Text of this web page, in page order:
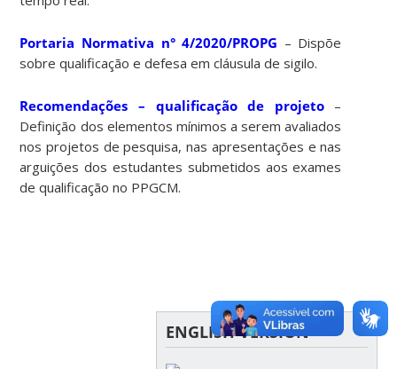
Portaria Normativa n° 4/2020/PROPG – Dispõe
sobre qualificação e defesa em cláusula de sigilo.
Recomendações – qualificação de projeto–
Definição dos elementos mínimos a serem avaliados
nos projetos de pesquisa, nas apresentações e nas
arguições dos estudantes submetidos aos exames
de qualificação no PPGCM.
ENGLISH VERSION